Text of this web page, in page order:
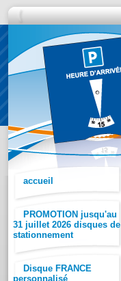
accueil
PROMOTION jusqu'au
31 juillet 2026 disques de
stationnement
Disque FRANCE
personnalisé